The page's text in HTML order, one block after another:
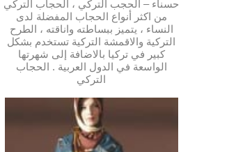
حسناء – الحجب التركي ، الحجاب التركي
من اكثر أنواع الحجاب المفضلة لدى
النساء ، يتميز ببساطته واناقته ، الطرح
التركية والاقمشة التركية تستخدم بشكل
كبير في تركيا بالاضافة إلى شهرتها
الواسعة في الدول العربية . الحجاب
التركي